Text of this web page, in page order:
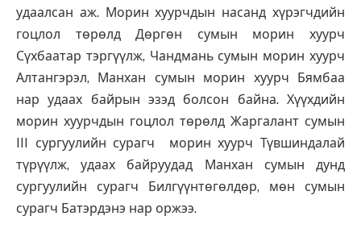
удаалсан аж. Морин хуурчдын насанд хүрэгчдийн
гоцлол төрөлд Дөргөн сумын морин хуурч
Сүхбаатар тэргүүлж, Чандмань сумын морин хуурч
Алтангэрэл, Манхан сумын морин хуурч Бямбаа
нар удаах байрын эзэд болсон байна. Хүүхдийн
морин хуурчдын гоцлол төрөлд Жаргалант сумын
III сургуулийн сурагч морин хуурч Түвшиндалай
түрүүлж, удаах байруудад Манхан сумын дунд
сургуулийн сурагч Билгүүнтөгөлдөр, мөн сумын
сурагч Батэрдэнэ нар оржээ.